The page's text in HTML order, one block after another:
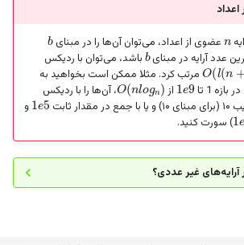
n
عضوی از اعداد،‌ می‌توان آن‌ها را در مبنای
b
عدد آرایه در مبنای
b
باشد، می‌توان با ردیکس
O(l(n+
مرتب کرد. مثلا ممکن است بخواهید به
1 تا
1e9
از
O(nlogn)
، آن‌ها را با ردیکس
مقدار ثابت
e5
و
1
) سورت کنید.
غیر عددی؟